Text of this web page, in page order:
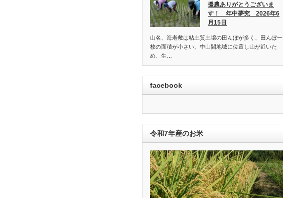
援農ありがとうございま
す！ 年中夢究 2026年6
月15日
山名、海老敷は粘土質土壌の田んぼが多く、田んぼ一
枚の面積が小さい。中山間地域に位置し山が近いた
め、生…
facebook
令和7年産のお米